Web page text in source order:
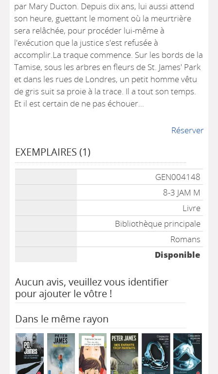
par Mary Ducton. Depuis dix ans, lui aussi attend
son heure, guettant le moment où la meurtrière
sera relâchée, pour procéder lui-même à
l'exécution que la justice s'est refusée à
accomplir.La traque commence. Sur les bords de la
Tamise, sous les arbres en fleurs de St. James' Park
et dans les rues de Londres, un petit homme vêtu
de gris suit sa proie à la trace. Il a tout son temps.
Et il est certain de ne pas échouer...
Réserver
EXEMPLAIRES (1)
GEN004148
8-3 JAM M
Livre
Bibliothèque principale
Romans
Disponible
Aucun avis, veuillez vous identifier
pour ajouter le vôtre !
Dans le même rayon